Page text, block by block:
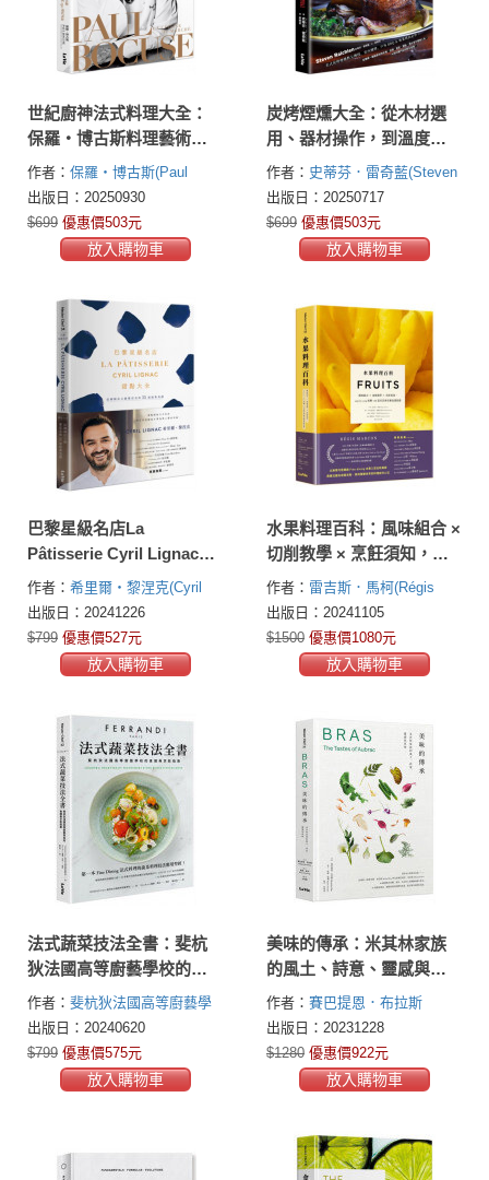
世紀廚神法式料理大全：
保羅・博古斯料理藝術與
150道代表作
作者： 保羅・博古斯(Paul
Bocuse)
出版日：20250930
$699 優惠價503元
放入購物車
炭烤煙燻大全：從木材選
用、器材操作，到溫度時
間掌控的超詳解技巧，100
道炭烤迷必備的殿堂級食
譜（經典暢銷版）
作者： 史蒂芬．雷奇藍(Steven
Raichlen)
出版日：20250717
$699 優惠價503元
放入購物車
巴黎星級名店La
Pâtisserie Cyril Lignac甜
點大全：法國國民主廚黎
涅克的55道經典食譜
作者： 希里爾‧黎涅克(Cyril
Lignac)
出版日：20241226
$799 優惠價527元
放入購物車
水果料理百科：風味組合 ×
切削教學 × 烹飪須知，
step by step拆解130道米
其林星級食譜技藝
作者： 雷吉斯．馬柯(Régis
Marcon)
出版日：20241105
$1500 優惠價1080元
放入購物車
法式蔬菜技法全書：斐杭
狄法國高等廚藝學校的食
譜與烹飪指南
作者： 斐杭狄法國高等廚藝學
校(FERRANDI Paris)
出版日：20240620
$799 優惠價575元
放入購物車
美味的傳承：米其林家族
的風土、詩意、靈感與真
味
作者： 賽巴提恩．布拉斯
(Sébastien Bras)
出版日：20231228
$1280 優惠價922元
放入購物車